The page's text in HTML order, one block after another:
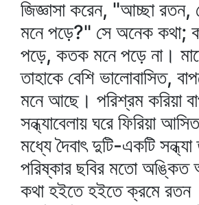
জিজ্ঞাসা করেন, "আচ্ছা রতন,
মনে পড়ে?" সে অনেক কথা;
পড়ে, কতক মনে পড়ে না।
তাহাকে বেশি ভালোবাসিত,
মনে আছে। পরিশ্রম করিয়া
সন্ধ্যাবেলায় ঘরে ফিরিয়া
মধ্যে দৈবাৎ দুটি-একটি সন্ধ্যা
পরিষ্কার ছবির মতো
কথা হইতে হইতে ক্রমে রতন